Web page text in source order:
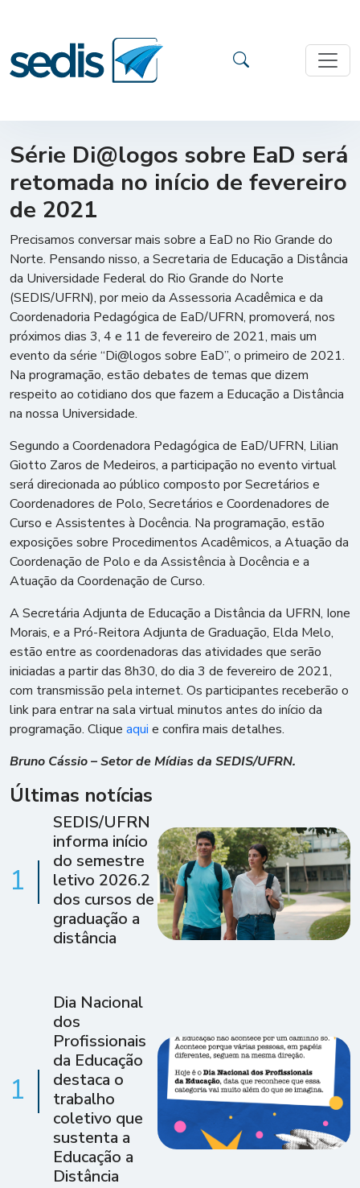
Série Di@logos sobre EaD será
retomada no início de fevereiro
de 2021
Precisamos conversar mais sobre a EaD no Rio Grande do
Norte. Pensando nisso, a Secretaria de Educação a Distância
da Universidade Federal do Rio Grande do Norte
(SEDIS/UFRN), por meio da Assessoria Acadêmica e da
Coordenadoria Pedagógica de EaD/UFRN, promoverá, nos
próximos dias 3, 4 e 11 de fevereiro de 2021, mais um
evento da série “Di@logos sobre EaD”, o primeiro de 2021.
Na programação, estão debates de temas que dizem
respeito ao cotidiano dos que fazem a Educação a Distância
na nossa Universidade.
Segundo a Coordenadora Pedagógica de EaD/UFRN, Lilian
Giotto Zaros de Medeiros, a participação no evento virtual
será direcionada ao público composto por Secretários e
Coordenadores de Polo, Secretários e Coordenadores de
Curso e Assistentes à Docência. Na programação, estão
exposições sobre Procedimentos Acadêmicos, a Atuação da
Coordenação de Polo e da Assistência à Docência e a
Atuação da Coordenação de Curso.
A Secretária Adjunta de Educação a Distância da UFRN, Ione
Morais, e a Pró-Reitora Adjunta de Graduação, Elda Melo,
estão entre as coordenadoras das atividades que serão
iniciadas a partir das 8h30, do dia 3 de fevereiro de 2021,
com transmissão pela internet. Os participantes receberão o
link para entrar na sala virtual minutos antes do início da
programação. Clique aqui e confira mais detalhes.
Bruno Cássio – Setor de Mídias da SEDIS/UFRN.
Últimas notícias
1
SEDIS/UFRN
informa início
do semestre
letivo 2026.2
dos cursos de
graduação a
distância
1
Dia Nacional
dos
Profissionais
da Educação
destaca o
trabalho
coletivo que
sustenta a
Educação a
Distância